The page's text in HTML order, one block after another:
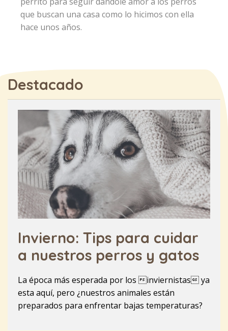
que buscan una casa como lo hicimos con ella
hace unos años.
Destacado
Invierno: Tips para cuidar
a nuestros perros y gatos
La época más esperada por los inviernistas ya
esta aquí, pero ¿nuestros animales están
preparados para enfrentar bajas temperaturas?